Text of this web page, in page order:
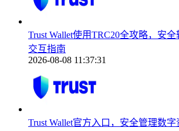
Trust Wallet使用TRC20全攻略，安
交互指南
2026-08-08 11:37:31
Trust Wallet官方入口，安全管理数